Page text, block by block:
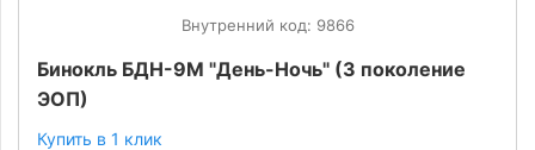
Внутренний код: 9866
Бинокль БДН-9М "День-Ночь" (3 поколение
ЭОП)
Купить в 1 клик